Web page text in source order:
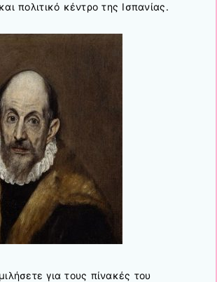
πολιτικό κέντρο της Ισπανίας.
για τους πίνακές του